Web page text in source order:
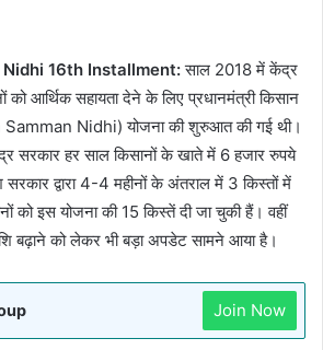
16th Installment:साल 2018 में केंद्र
आर्थिक सहायता देने के लिए प्रधानमंत्री किसान
Samman Nidhi) योजना की शुरुआत की गई थी।
सरकार हर साल किसानों के खाते में 6 हजार रुपये
द्वारा 4-4 महीनों के अंतराल में 3 किस्तों में
को इस योजना की 15 किस्तें दी जा चुकी हैं। वहीं
बढ़ाने को लेकर भी बड़ा अपडेट सामने आया है।
Join Now